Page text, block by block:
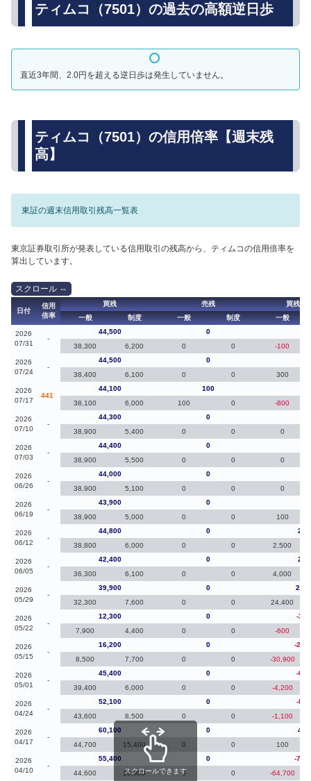
ティムコ（7501）の過去の高額逆日歩
直近3年間、2.0円を超える逆日歩は発生していません。
ティムコ（7501）の信用倍率【週末残
高】
東証の週末信用取引残高一覧表
東京証券取引所が発表している信用取引の残高から、ティムコの信用倍率を
算出しています。
日付
信用
倍率
買残 売残
買残（
一般
制度 一般 制度 一般
2026
07/31
-
44,500 0
38,300
6,200 0 0 -100
2026
07/24
-
44,500 0
38,400
6,100 0 0 300
2026
07/17
441
44,100 100
38,100
6,000 100 0 -800
2026
07/10
-
44,300 0
38,900
5,400 0 0 0
2026
07/03
-
44,400 0
38,900
5,500 0 0 0
2026
06/26
-
44,000 0
38,900
5,100 0 0 0
2026
06/19
-
43,900 0
38,900
5,000 0 0 100
2026
06/12
-
44,800 0
38,800
6,000 0 0 2,500
2026
06/05
-
42,400 0
36,300
6,100 0 0 4,000
2026
05/29
-
39,900 0
32,300
7,600 0 0 24,400
2026
05/22
-
12,300 0
-
7,900
4,400 0 0 -600
2026
05/15
-
16,200 0
-
8,500
7,700 0 0 -30,900
2026
05/01
-
45,400 0
-
39,400
6,000 0 0 -4,200
2026
04/24
-
52,100 0
-
43,600
8,500 0 0 -1,100
2026
04/17
-
60,100 0
44,700
15,400 0 0 100
2026
04/10
-
55,400 0
-
44,600
10,800 0 0 -64,700
スクロールできます